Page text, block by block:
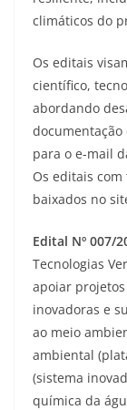
climáticos do
Os editais
científico,
abordando
para o e-mail
Os editais
baixados no
Edital Nº 007/
Tecnologias
apoiar
inovadoras e
ao meio
ambiental
(sistema
química da